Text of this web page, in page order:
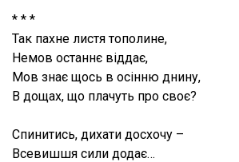
* * *
Так пахне листя тополине,
Немов останнє віддає,
Мов знає щось в осінню днину,
В дощах, що плачуть про своє?
Спинитись, дихати досхочу –
Всевишшя сили додає…